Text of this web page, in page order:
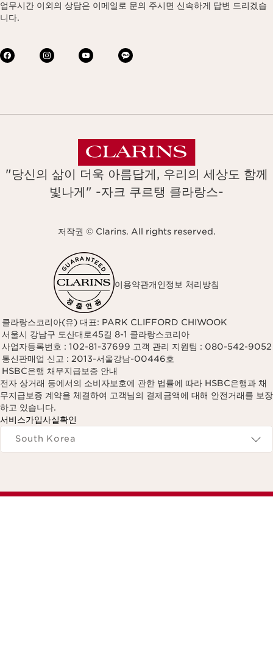
업무시간 이외의 상담은 이메일로 문의 주시면 신속하게 답변 드리겠습
니다.
"당신의 삶이 더욱 아름답게, 우리의 세상도 함께
빛나게" -자크 쿠르탱 클라랑스-
저작권 © Clarins. All rights reserved.
이용약관개인정보 처리방침
클라랑스코리아(유) 대표: PARK CLIFFORD CHIWOOK
서울시 강남구 도산대로45길 8-1 클라랑스코리아
사업자등록번호 : 102-81-37699 고객 관리 지원팀 : 080-542-9052
통신판매업 신고 : 2013-서울강남-00446호
HSBC은행 채무지급보증 안내
전자 상거래 등에서의 소비자보호에 관한 법률에 따라 HSBC은행과 채
무지급보증 계약을 체결하여 고객님의 결제금액에 대해 안전거래를 보장
하고 있습니다.
서비스가입사실확인
Navigates to
South Korea